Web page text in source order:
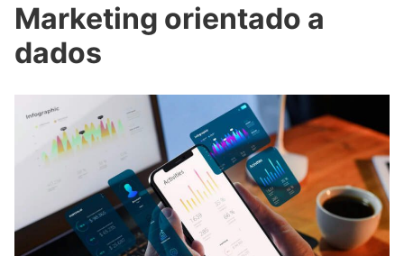
Marketing orientado a
dados